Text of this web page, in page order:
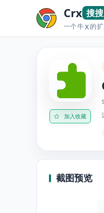
Crx 搜搜
一个牛X的
加入收藏
截图预览